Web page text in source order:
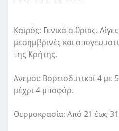
Καιρός: Γενικά αίθριος.
μεσημβρινές και
της Κρήτης.
Ανεμοι: Βορειοδυτικοί 4 με
μέχρι 4 μποφόρ.
Θερμοκρασία: Από 21 έως